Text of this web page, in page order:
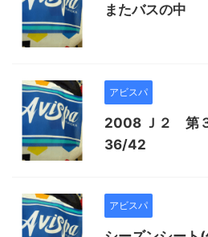
またバスの中
アビスパ
2008 Ｊ２ 第
36/42
アビスパ